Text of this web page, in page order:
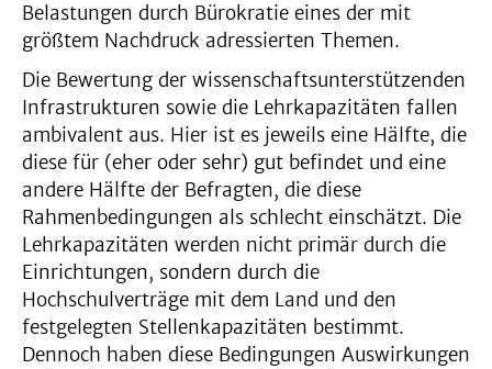
Belastungen durch Bürokratie eines der mit
größtem Nachdruck adressierten Themen.
Die Bewertung der wissenschaftsunterstützenden
Infrastrukturen sowie die Lehrkapazitäten fallen
ambivalent aus. Hier ist es jeweils eine Hälfte, die
diese für (eher oder sehr) gut befindet und eine
andere Hälfte der Befragten, die diese
Rahmenbedingungen als schlecht einschätzt. Die
Lehrkapazitäten werden nicht primär durch die
Einrichtungen, sondern durch die
Hochschulverträge mit dem Land und den
festgelegten Stellenkapazitäten bestimmt.
Dennoch haben diese Bedingungen Auswirkungen